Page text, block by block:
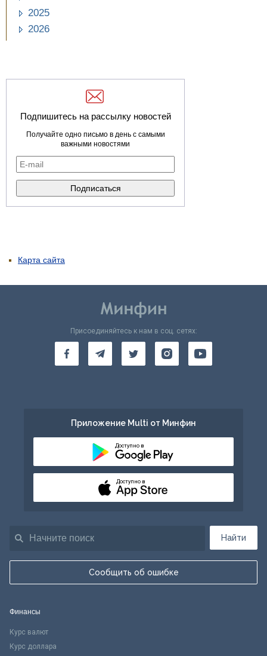
2025
2026
Подпишитесь на рассылку новостей
Получайте одно письмо в день с самыми
важными новостями
Карта сайта
Найти
Сообщить об ошибке
Присоединяйтесь к нам в соц. сетях:
Приложение Multi от Минфин
Доступно в
Доступно в
Финансы
Курс валют
Курс доллара